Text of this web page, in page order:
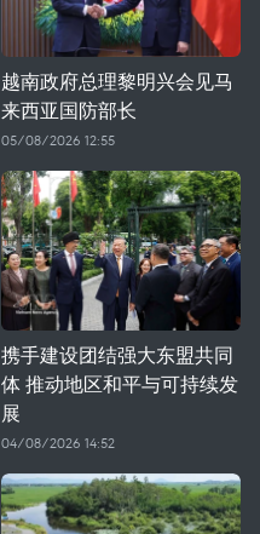
越南政府总理黎明兴会见马
来西亚国防部长
05/08/2026 12:55
携手建设团结强大东盟共同
体 推动地区和平与可持续发
展
04/08/2026 14:52